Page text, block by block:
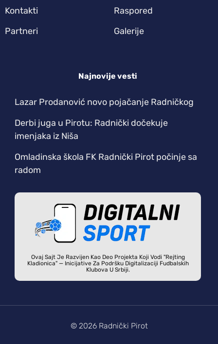
Kontakti
Partneri
Raspored
Galerije
Najnovije vesti
Lazar Prodanović novo pojačanje Radničkog
Derbi juga u Pirotu: Radnički dočekuje
imenjaka iz Niša
Omladinska škola FK Radnički Pirot počinje sa
radom
Ovaj Sajt Je Razvijen Kao Deo Projekta Koji Vodi "Rejting
Kladionica" — Inicijative Za Podršku Digitalizaciji Fudbalskih
Klubova U Srbiji.
© 2026 Radnički Pirot